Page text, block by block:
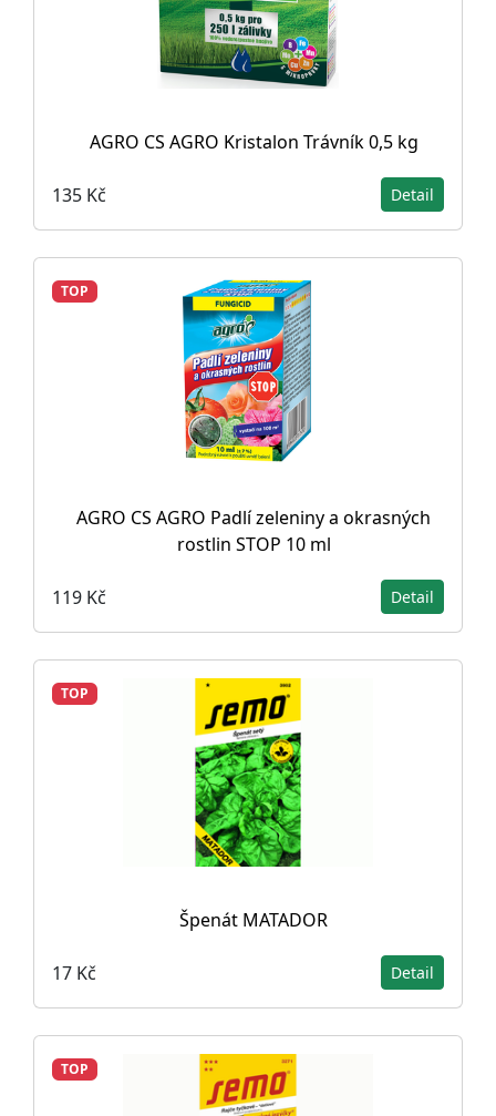
AGRO CS AGRO Kristalon Trávník 0,5 kg
135 Kč Detail
TOP
AGRO CS AGRO Padlí zeleniny a okrasných
rostlin STOP 10 ml
119 Kč Detail
TOP
Špenát MATADOR
17 Kč Detail
TOP